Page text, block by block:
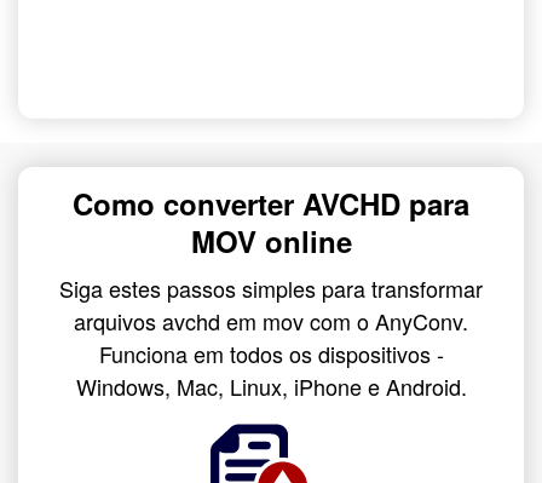
Como converter AVCHD para
MOV online
Siga estes passos simples para transformar
arquivos avchd em mov com o AnyConv.
Funciona em todos os dispositivos -
Windows, Mac, Linux, iPhone e Android.